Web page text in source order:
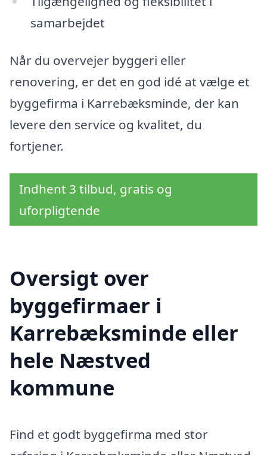
samarbejdet
Når du overvejer byggeri eller
renovering, er det en god idé at vælge et
byggefirma i Karrebæksminde, der kan
levere den service og kvalitet, du
fortjener.
Indhent 3 tilbud, gratis og
uforpligtende
Oversigt over
byggefirmaer i
Karrebæksminde eller
hele Næstved
kommune
Find et godt byggefirma med stor